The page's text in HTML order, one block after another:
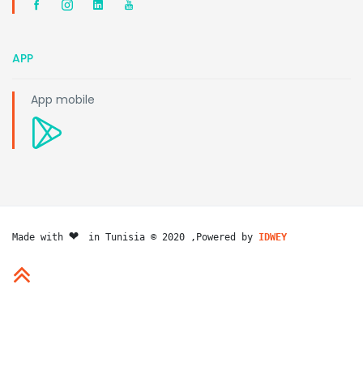
APP
App mobile
Made with ❤️ in Tunisia © 2020 ,Powered by IDWEY